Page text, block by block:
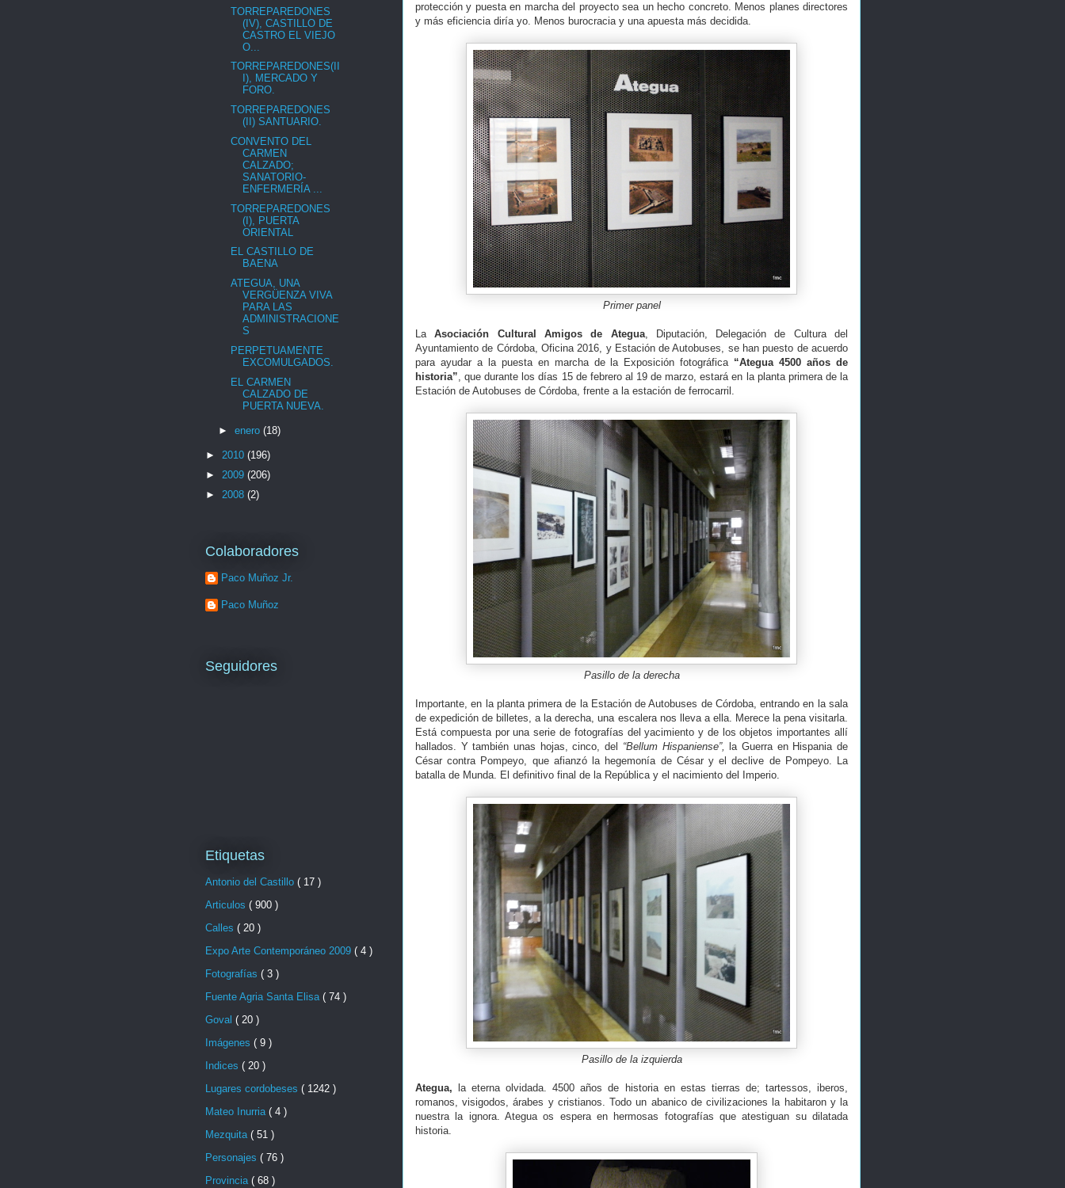
protección y puesta en marcha del proyecto sea un hecho concreto. Menos planes directores
y más eficiencia diría yo. Menos burocracia y una apuesta más decidida.
Primer panel
LaAsociación Cultural Amigos de Ategua, Diputación, Delegación de Cultura del
Ayuntamiento de Córdoba, Oficina 2016, y Estación de Autobuses, se han puesto de acuerdo
para ayudar a la puesta en marcha de la Exposición fotográfica “Ategua 4500 años de
historia”, que durante los días 15 de febrero al 19 de marzo, estará en la planta primera de la
Estación de Autobuses de Córdoba, frente a la estación de ferrocarril.
Pasillo de la derecha
Importante, en la planta primera de la Estación de Autobuses de Córdoba, entrando en la sala
de expedición de billetes, a la derecha, una escalera nos lleva a ella. Merece la pena visitarla.
Está compuesta por una serie de fotografías del yacimiento y de los objetos importantes allí
hallados. Y también unas hojas, cinco, del “Bellum Hispaniense”,
la Guerra en Hispania de
César contra Pompeyo, que afianzó la hegemonía de César y el declive de Pompeyo. La
batalla de Munda. El definitivo final de la República y el nacimiento del Imperio.
Pasillo de la izquierda
Ategua, la eterna olvidada. 4500 años de historia en estas tierras de; tartessos, iberos,
romanos, visigodos, árabes y cristianos. Todo un abanico de civilizaciones la habitaron y la
nuestra la ignora. Ategua os espera en hermosas fotografías que atestiguan su dilatada
historia.
TORREPAREDONES
(IV), CASTILLO DE
CASTRO EL VIEJO
O...
TORREPAREDONES(II
I), MERCADO Y
FORO.
TORREPAREDONES
(II) SANTUARIO.
CONVENTO DEL
CARMEN
CALZADO;
SANATORIO-
ENFERMERÍA ...
TORREPAREDONES
(I), PUERTA
ORIENTAL
EL CASTILLO DE
BAENA
ATEGUA, UNA
VERGÜENZA VIVA
PARA LAS
ADMINISTRACIONE
S
PERPETUAMENTE
EXCOMULGADOS.
EL CARMEN
CALZADO DE
PUERTA NUEVA.
► enero (18)
► 2010 (196)
► 2009 (206)
► 2008 (2)
Colaboradores
Paco Muñoz Jr.
Paco Muñoz
Seguidores
Etiquetas
Antonio del Castillo ( 17 )
Articulos ( 900 )
Calles ( 20 )
Expo Arte Contemporáneo 2009 ( 4 )
Fotografías ( 3 )
Fuente Agria Santa Elisa ( 74 )
Goval ( 20 )
Imágenes ( 9 )
Indices ( 20 )
Lugares cordobeses ( 1242 )
Mateo Inurria ( 4 )
Mezquita ( 51 )
Personajes ( 76 )
Provincia ( 68 )